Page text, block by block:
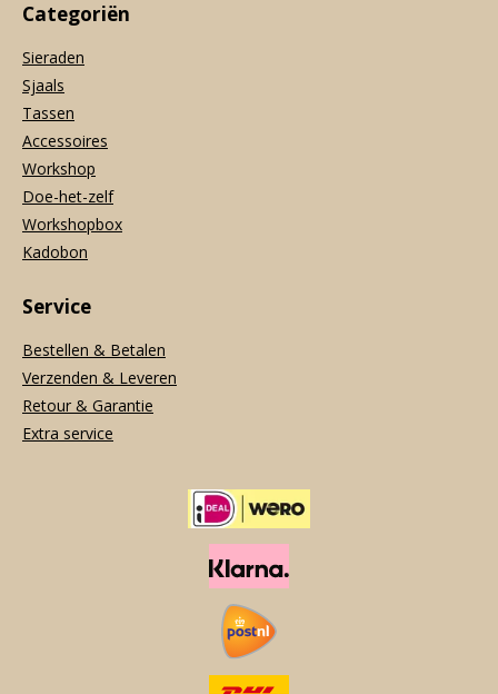
Categoriën
Sieraden
Sjaals
Tassen
Accessoires
Workshop
Doe-het-zelf
Workshopbox
Kadobon
Service
Bestellen & Betalen
Verzenden & Leveren
Retour & Garantie
Extra service